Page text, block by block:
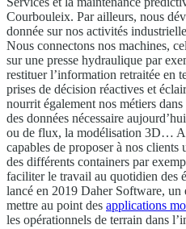
Courbouleix. Par ailleurs, nous
donnée sur nos activités
Nous connectons nos machines,
sur une presse hydraulique par
restituer l’information retraitée en
prises de décision réactives et
nourrit également nos métiers
des données nécessaire
ou de flux, la modélisation 3D…
capables de proposer à nos
des différents containers par
faciliter le travail au quotidien des
lancé en 2019 Daher Software, un
mettre au point des applications
les opérationnels de terrain dans